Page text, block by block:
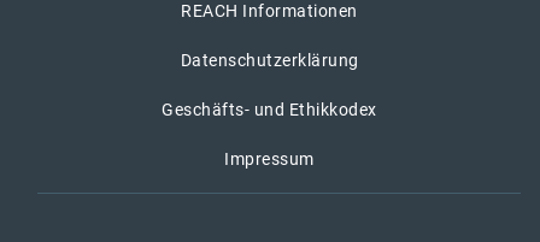
REACH Informationen
Datenschutzerklärung
Geschäfts- und Ethikkodex
Impressum